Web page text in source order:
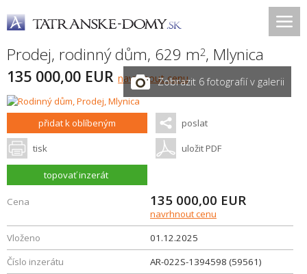
Prodej, rodinný dům, 629 m2, Mlynica
135 000,00 EUR navrhnout cenuZobrazit 6 fotografií v galerii
přidat k oblíbeným poslat
tisk uložit PDF
topovať inzerát
Cena 135 000,00 EUR
navrhnout cenu
Vloženo
01.12.2025
Číslo inzerátu
AR-022S-1394598 (59561)